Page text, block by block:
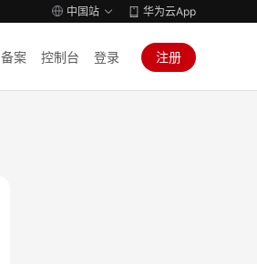
中国站 华为云App
备案 控制台 登录 注册